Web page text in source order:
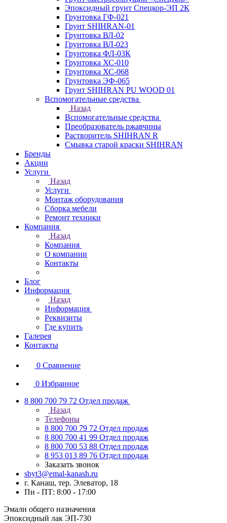
Эпоксидный грунт Спецкор-ЭП 2К
Грунтовка ГФ-021
Грунт SHIHRAN-01
Грунтовка ВЛ-02
Грунтовка ВЛ-023
Грунтовка ФЛ-03К
Грунтовка ХС-010
Грунтовка ХС-068
Грунтовка ЭФ-065
Грунт SHIHRAN PU WOOD 01
Вспомогательные средства
Назад
Вспомогательные средства
Преобразователь ржавчины
Растворитель SHIHRAN R
Смывка старой краски SHIHRAN
Бренды
Акции
Услуги
Назад
Услуги
Монтаж оборудования
Сборка мебели
Ремонт техники
Компания
Назад
Компания
О компании
Контакты
Блог
Информация
Назад
Информация
Реквизиты
Где купить
Галерея
Контакты
0 Сравнение
0 Избранное
8 800 700 79 72 Отдел продаж
Назад
Телефоны
8 800 700 79 72 Отдел продаж
8 800 700 41 99 Отдел продаж
8 800 700 53 88 Отдел продаж
8 953 013 89 76 Отдел продаж
Заказать звонок
sbyt3@emal-kanash.ru
г. Канаш, тер. Элеватор, 18
Пн - ПТ: 8:00 - 17:00
Эмали общего назначения
Эпоксидный лак ЭП-730